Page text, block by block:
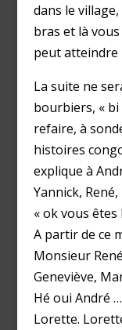
dans le
bras et là
peut atteindre
La suite ne
bourbiers, «
refaire, à
histoires
explique à
Yannick,
« ok vous êtes
A partir de ce
Monsieur
Geneviève,
Hé oui André
Lorette.